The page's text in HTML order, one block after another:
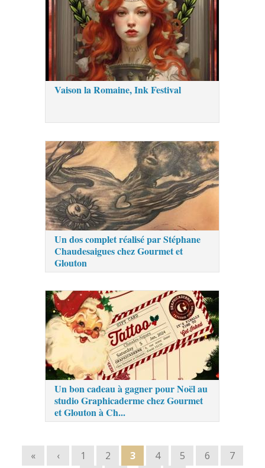
Vaison la Romaine, Ink Festival
Un dos complet réalisé par Stéphane
Chaudesaigues chez Gourmet et
Glouton
Un bon cadeau à gagner pour Noël au
studio Graphicaderme chez Gourmet
et Glouton à Ch...
Pages
« ‹ 1 2 3 4 5 6
7